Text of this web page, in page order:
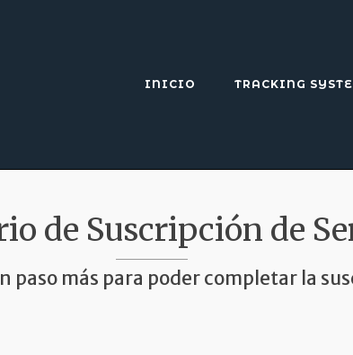
INICIO TRACKING
de Suscripción de
paso más para poder completar la